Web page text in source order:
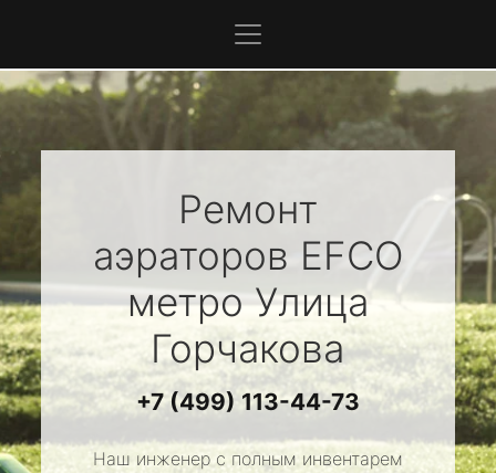
Ремонт
аэраторов EFCO
метро Улица
Горчакова
+7 (499) 113-44-73
Наш инженер с полным инвентарем